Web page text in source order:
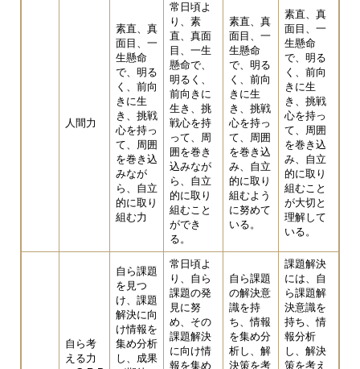
人間力
素直、真
面目、一
生懸命
で、明る
く、前向
きに生
き、挑戦
心を持っ
て、周囲
を巻き込
みなが
ら、自立
的に取り
組む力
常日頃よ
り、素
直、真面
目、一生
懸命で、
明るく、
前向きに
生き、挑
戦心を持
って、周
囲を巻き
込みなが
ら、自立
的に取り
組むこと
ができ
る。
素直、真
面目、一
生懸命
で、明る
く、前向
きに生
き、挑戦
心を持っ
て、周囲
を巻き込
み、自立
的に取り
組むよう
に努めて
いる。
素直、真
面目、一
生懸命
で、明る
く、前向
きに生
き、挑戦
心を持っ
て、周囲
を巻き込
み、自立
的に取り
組むこと
が大切と
理解して
いる。
自ら考
える力
自ら課題
を見つ
け、課題
解決に向
け情報を
集め分析
し、成果
常日頃よ
り、自ら
課題の発
見に努
め、その
課題解決
に向け情
報を集め
自ら課題
の解決意
識を持
ち、情報
を集め分
析し、解
決策を考
課題解決
には、自
ら課題解
決意識を
持ち、情
報分析
し、解決
策を考え